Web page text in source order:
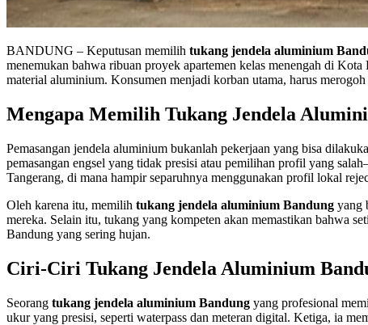
BANDUNG – Keputusan memilih tukang jendela aluminium
menemukan bahwa ribuan proyek apartemen kelas menengah di
material aluminium. Konsumen menjadi korban utama, harus
Mengapa Memilih Tukang Jendela
Pemasangan jendela aluminium bukanlah pekerjaan yang bisa
pemasangan engsel yang tidak presisi atau pemilihan profil yang
Tangerang, di mana hampir separuhnya menggunakan profil lokal
Oleh karena itu, memilih tukang jendela aluminium Bandung yang
mereka. Selain itu, tukang yang kompeten akan memastikan bahwa
Bandung yang sering hujan.
Ciri-Ciri Tukang Jendela Aluminium
Seorang tukang jendela aluminium Bandung yang profesional
ukur yang presisi, seperti waterpass dan meteran digital. Ketiga, ia